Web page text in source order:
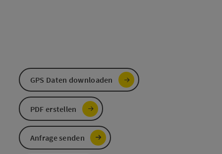
GPS Daten downloaden
PDF erstellen
Anfrage senden